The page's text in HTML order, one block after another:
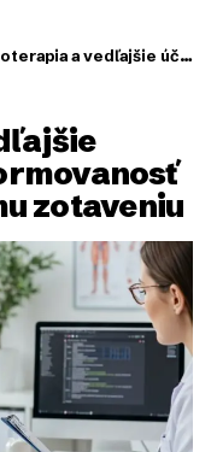
účinky: prečo je informovanosť kľúčom k úspešnému zotaveniu
zotaveniu